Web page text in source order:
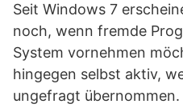
Seit Windows 7
noch, wenn fremde
System vornehmen
hingegen selbst aktiv,
ungefragt